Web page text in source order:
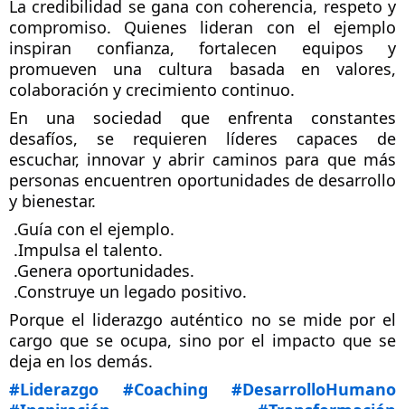
La credibilidad se gana con coherencia, respeto y
compromiso. Quienes lideran con el ejemplo
inspiran confianza, fortalecen equipos y
promueven una cultura basada en valores,
colaboración y crecimiento continuo.
En una sociedad que enfrenta constantes
desafíos, se requieren líderes capaces de
escuchar, innovar y abrir caminos para que más
personas encuentren oportunidades de desarrollo
y bienestar.
.Guía con el ejemplo.
.Impulsa el talento.
.Genera oportunidades.
.Construye un legado positivo.
Porque el liderazgo auténtico no se mide por el
cargo que se ocupa, sino por el impacto que se
deja en los demás.
#Liderazgo
#Coaching
#DesarrolloHumano